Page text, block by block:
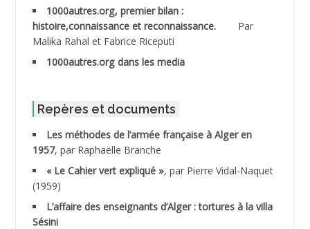
ABDESSLEM Ahmed dit le Coiffeur
ABDOUDOU
ABID Mohamed
ABNOUN Salah
ACHACHE M.*
ACHLAF Ali
1000autres.org, premier bilan :
histoire,connaissance et reconnaissance.
Par
Malika Rahal et Fabrice Riceputi
1000autres.org dans les media
Repères et documents
Les méthodes de l’armée française à Alger en
1957, par Raphaëlle Branche
« Le Cahier vert expliqué », par Pierre Vidal-Naquet
(1959)
L’affaire des enseignants d’Alger : tortures à la villa
Sésini